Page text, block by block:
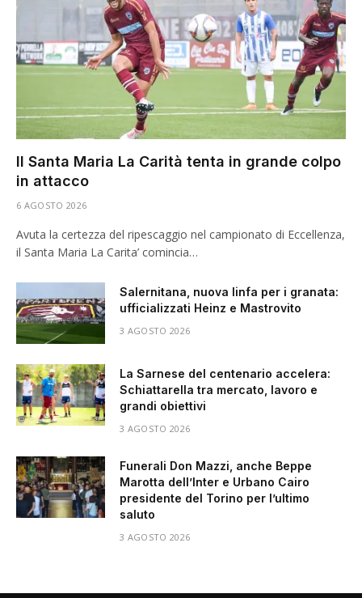
Il Santa Maria La Carità tenta in grande colpo
in attacco
6 AGOSTO 2026
Avuta la certezza del ripescaggio nel campionato di Eccellenza,
il Santa Maria La Carita’ comincia…
Salernitana, nuova linfa per i granata:
ufficializzati Heinz e Mastrovito
3 AGOSTO 2026
La Sarnese del centenario accelera:
Schiattarella tra mercato, lavoro e
grandi obiettivi
3 AGOSTO 2026
Funerali Don Mazzi, anche Beppe
Marotta dell’Inter e Urbano Cairo
presidente del Torino per l’ultimo
saluto
3 AGOSTO 2026